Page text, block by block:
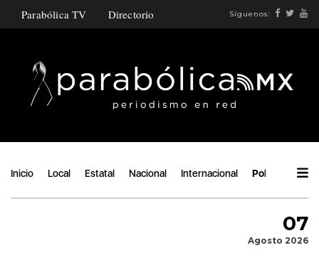
Parabólica TV Directorio Síguenos:
Inicio Local Estatal Nacional Internacional Política
07
Agosto 2026